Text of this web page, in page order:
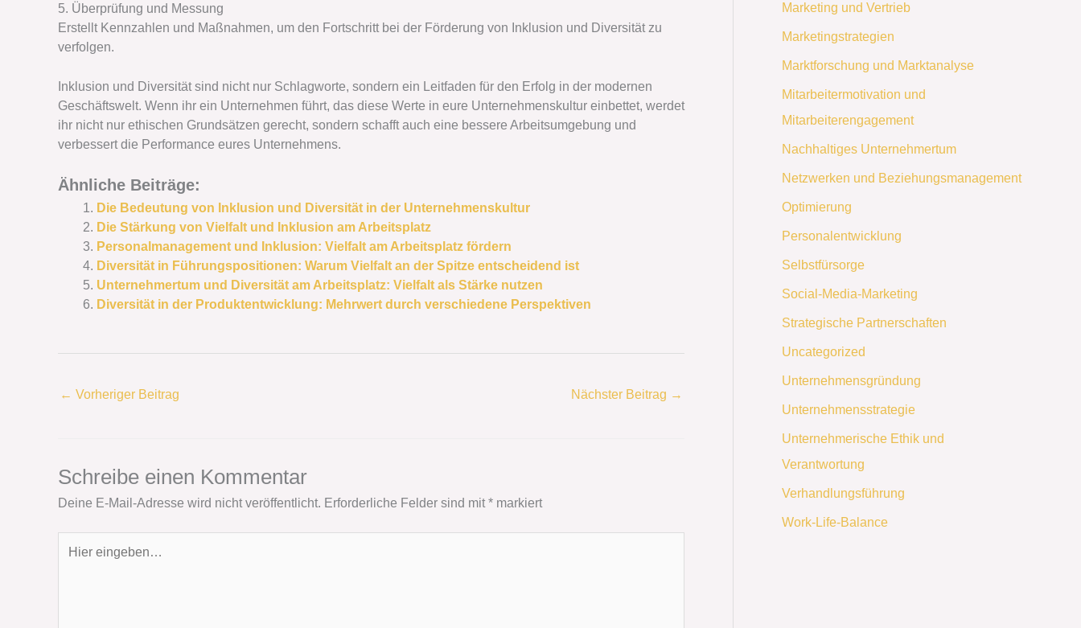
5. Überprüfung und Messung
Erstellt Kennzahlen und Maßnahmen, um den Fortschritt bei der Förderung von Inklusion und Diversität zu
verfolgen.
Inklusion und Diversität sind nicht nur Schlagworte, sondern ein Leitfaden für den Erfolg in der modernen
Geschäftswelt. Wenn ihr ein Unternehmen führt, das diese Werte in eure Unternehmenskultur einbettet, werdet
ihr nicht nur ethischen Grundsätzen gerecht, sondern schafft auch eine bessere Arbeitsumgebung und
verbessert die Performance eures Unternehmens.
Ähnliche Beiträge:
Die Bedeutung von Inklusion und Diversität in der Unternehmenskultur
Die Stärkung von Vielfalt und Inklusion am Arbeitsplatz
Personalmanagement und Inklusion: Vielfalt am Arbeitsplatz fördern
Diversität in Führungspositionen: Warum Vielfalt an der Spitze entscheidend ist
Unternehmertum und Diversität am Arbeitsplatz: Vielfalt als Stärke nutzen
Diversität in der Produktentwicklung: Mehrwert durch verschiedene Perspektiven
← Vorheriger Beitrag Nächster Beitrag →
Schreibe einen Kommentar
Deine E-Mail-Adresse wird nicht veröffentlicht. Erforderliche Felder sind mit * markiert
eingeben…
Marketing und Vertrieb
Marketingstrategien
Marktforschung und Marktanalyse
Mitarbeitermotivation und
Mitarbeiterengagement
Nachhaltiges Unternehmertum
Netzwerken und Beziehungsmanagement
Optimierung
Personalentwicklung
Selbstfürsorge
Social-Media-Marketing
Strategische Partnerschaften
Uncategorized
Unternehmensgründung
Unternehmensstrategie
Unternehmerische Ethik und
Verantwortung
Verhandlungsführung
Work-Life-Balance